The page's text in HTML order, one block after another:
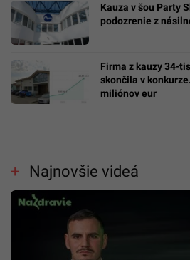
Kauza v šou Party
podozrenie z
Firma z kauzy 34-
skončila v
miliónov eur
Najnovšie videá